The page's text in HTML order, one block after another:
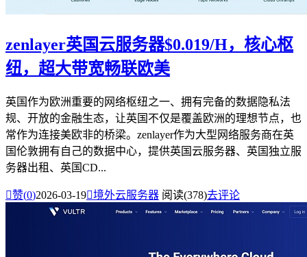
zenlayer英国云服务器$0.019/H，核心枢
纽，超大带宽畅联欧美
英国作为欧洲重要的网络枢纽之一、拥有完备的数据隐私法
规、开放的金融生态，让英国不仅是覆盖欧洲的理想节点，也
常作为连接美欧非的桥梁。zenlayer作为大型网络服务商在英
国伦敦拥有自己的数据中心，提供英国云服务器、英国独立服
务器出租、英国CD...
赞(0)2026-03-19境外云服务器 阅读(378)去评论